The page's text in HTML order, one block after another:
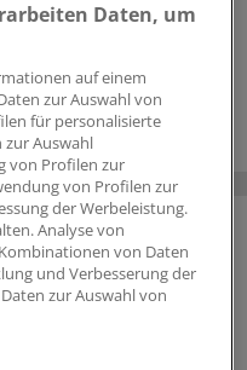
bei Kindern
Daten, um
auf einem
zur Auswahl von
für personalisierte
Auswahl
von Profilen zur
von Profilen zur
der Werbeleistung.
Analyse von
von Daten
und Verbesserung der
zur Auswahl von